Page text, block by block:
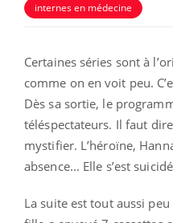
internes en médecine
Certaines séries sont à
comme on en voit peu.
Dès sa sortie, le
téléspectateurs. Il faut
mystifier. L’héroïne,
absence... Elle s’est
La suite est tout aussi